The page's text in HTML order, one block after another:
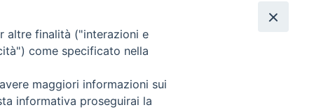
Facebook
Instagram
X YouTube
altre finalità ("interazioni e
come specificato nella
maggiori informazioni sui
informativa proseguirai la